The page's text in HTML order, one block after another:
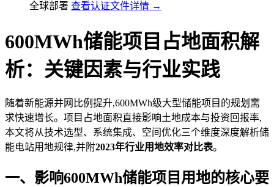
全球部署 查看认证文件详情 →
600MWh储能项目占地面积解
析：关键因素与行业实践
随着新能源并网比例提升,600MWh级大型储能项目的规划需
求快速增长。项目占地面积直接影响土地成本与投资回报率,
本文将从技术选型、系统集成、空间优化三个维度深度解析储
能电站用地规律,并附2023年行业用地效率对比表。
一、影响600MWh储能项目用地的核心要